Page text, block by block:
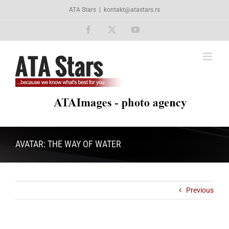
ATA Stars kontakt@atastars.rs
Facebook YouTube
AVATAR: THE WAY OF WATER
Previous